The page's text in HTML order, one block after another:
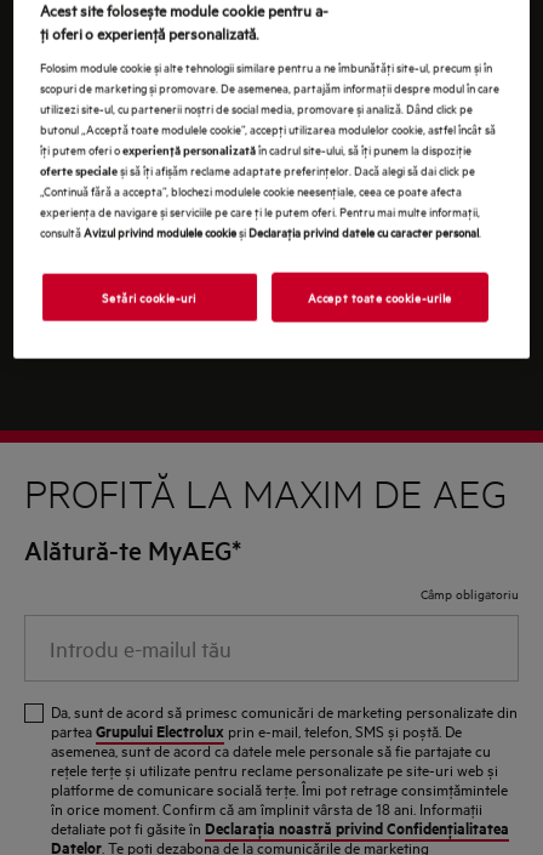
datele tale cu caracter personal, te rugăm să consulţi
declaraţia noastră privindprotecţia Datelor.
PROFITĂ LA MAXIM DE AEG
Alătură-te MyAEG*
Câmp obligatoriu
Da, sunt de acord să primesc comunicări de marketing personalizate din
parteaGrupului Electrolux prin e-mail, telefon, SMS și poștă. De
asemenea, sunt de acord ca datele mele personale să fie partajate cu
reţele terţe și utilizate pentru reclame personalizate pe site-uri web și
platforme de comunicare socială terţe. Îmi pot retrage consimţămintele
în orice moment. Confirm că am împlinit vârsta de 18 ani. Informaţii
detaliate pot fi găsite în Declaraţia noastră privind Confidenţialitatea
Datelor . Te poţi dezabona de la comunicările de marketing
Acest site folosește module cookie pentru a-
ţi oferi o experienţă personalizată.
Folosim module cookie și alte tehnologii similare pentru a ne îmbunătăţi site-ul, precum și în
scopuri de marketing și promovare. De asemenea, partajăm informaţii despre modul în care
utilizezi site-ul, cu partenerii noștri de social media, promovare și analiză. Dând click pe
butonul „Acceptă toate modulele cookie”, accepţi utilizarea modulelor cookie, astfel încât să
îţi putem oferi oexperienţă personalizatăîn cadrul site-ului, să îţi punem la dispoziţie
oferte specialeși să îţi afișăm reclame adaptate preferinţelor. Dacă alegi să dai click pe
„Continuă fără a accepta”, blochezi modulele cookie neesenţiale, ceea ce poate afecta
experienţa de navigare și serviciile pe care ţi le putem oferi. Pentru mai multe informaţii,
consultăAvizul privind modulele cookieșiDeclaraţia privind datele cu caracter personal
Setări cookie-uri Accept toate cookie-urile